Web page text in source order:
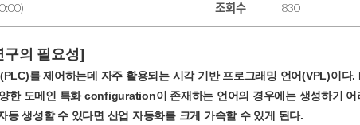
조회수 830
구의 필요성]
를 제어하는데 자주 활용되는 시각 기반 프로그래밍 언어(VPL)이다.
도메인 특화 configuration이 존재하는 언어의 경우에는 생성하기
생성할 수 있다면 산업 자동화를 크게 가속할 수 있게 된다.